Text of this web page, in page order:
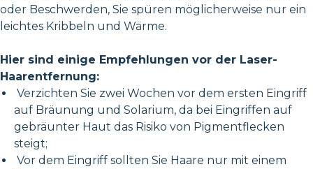
oder Beschwerden, Sie spüren möglicherweise nur ein
leichtes Kribbeln und Wärme.
Hier sind einige Empfehlungen vor der Laser-
Haarentfernung:
Verzichten Sie zwei Wochen vor dem ersten Eingriff
auf Bräunung und Solarium, da bei Eingriffen auf
gebräunter Haut das Risiko von Pigmentflecken
steigt;
Vor dem Eingriff sollten Sie Haare nur mit einem